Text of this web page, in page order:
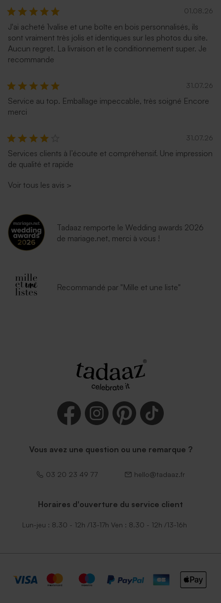
Enveloppe couleur bleu nuit Enveloppe noire rectangle
Enveloppe mariage lavande
Enveloppe blanche
autocollante
01.08.26
J'ai acheté 1valise et une boîte en bois personnalisés, ils
sont vraiment très jolis et identiques sur les photos du site.
Aucun regret. La livraison et le conditionnement super. Je
recommande
31.07.26
Service au top. Emballage impeccable, très soigné Encore
merci
31.07.26
Services clients à l’écoute et compréhensif. Une impression
de qualité et rapide
Voir tous les avis >
Tadaaz remporte le Wedding awards 2026
de mariage.net, merci à vous !
Recommandé par "Mille et une liste"
Vous avez une question ou une remarque ?
03 20 23 49 77 hello@tadaaz.fr
Horaires d'ouverture du service client
Lun-jeu : 8.30 - 12h /13-17h Ven : 8.30 - 12h /13-16h